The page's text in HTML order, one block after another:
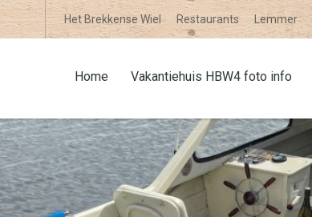
Het Brekkense Wiel Restaurants Lemmer
Home Vakantiehuis HBW4 foto info